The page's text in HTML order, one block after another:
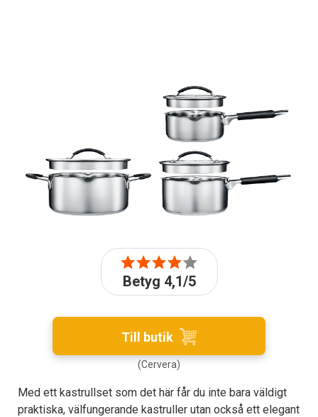
Betyg 4,1/5
Till butik
(Cervera)
Med ett kastrullset som det här får du inte bara väldigt
praktiska, välfungerande kastruller utan också ett elegant